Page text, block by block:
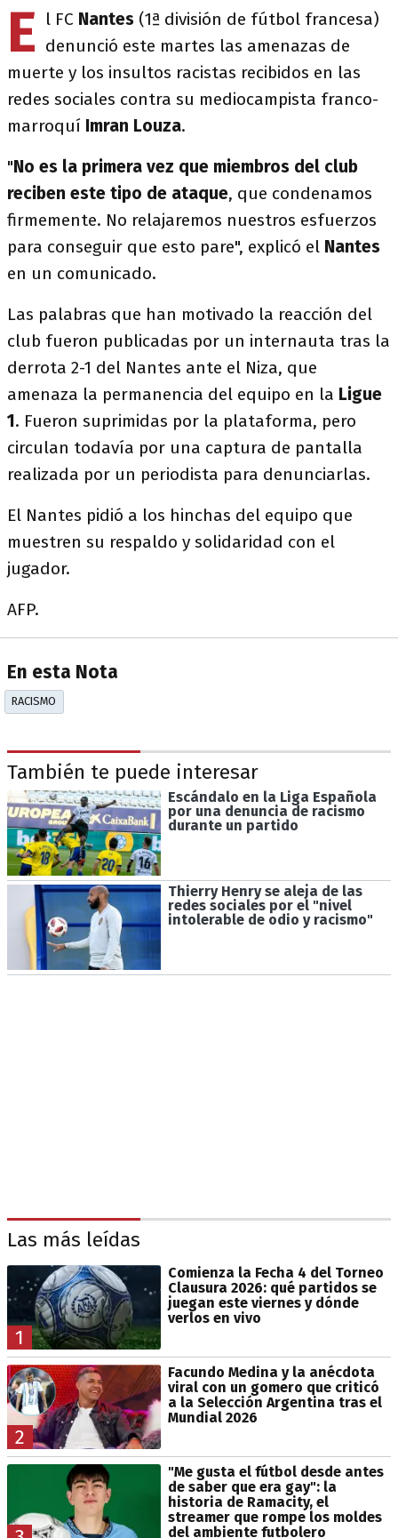
E l FC Nantes (1ª división de fútbol francesa)
denunció este martes las amenazas de
muerte y los insultos racistas recibidos en las
redes sociales contra su mediocampista franco-
marroquí Imran Louza.
"No es la primera vez que miembros del club
reciben este tipo de ataque, que condenamos
firmemente. No relajaremos nuestros esfuerzos
para conseguir que esto pare", explicó el Nantes
en un comunicado.
Las palabras que han motivado la reacción del
club fueron publicadas por un internauta tras la
derrota 2-1 del Nantes ante el Niza, que
amenaza la permanencia del equipo en la Ligue
1. Fueron suprimidas por la plataforma, pero
circulan todavía por una captura de pantalla
realizada por un periodista para denunciarlas.
El Nantes pidió a los hinchas del equipo que
muestren su respaldo y solidaridad con el
jugador.
AFP.
En esta Nota
RACISMO
También te puede interesar
Escándalo en la Liga Española
por una denuncia de racismo
durante un partido
Thierry Henry se aleja de las
redes sociales por el "nivel
intolerable de odio y racismo"
Las más leídas
1
Comienza la Fecha 4 del Torneo
Clausura 2026: qué partidos se
juegan este viernes y dónde
verlos en vivo
2
Facundo Medina y la anécdota
viral con un gomero que criticó
a la Selección Argentina tras el
Mundial 2026
"Me gusta el fútbol desde antes
de saber que era gay": la
historia de Ramacity, el
streamer que rompe los moldes
del ambiente futbolero